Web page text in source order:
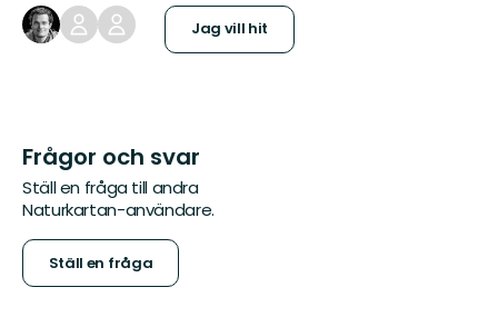
Jag vill hit
Frågor och svar
Ställ en fråga till andra
Naturkartan-användare.
Ställ en fråga